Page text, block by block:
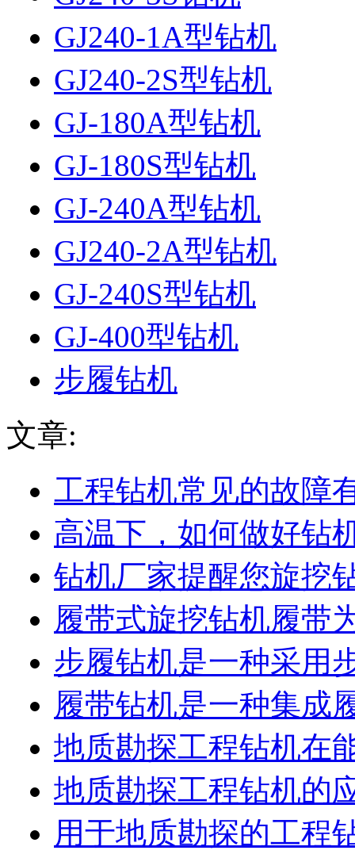
GJ240-1A型钻机
GJ240-2S型钻机
GJ-180A型钻机
GJ-180S型钻机
GJ-240A型钻机
GJ240-2A型钻机
GJ-240S型钻机
GJ-400型钻机
步履钻机
文章:
工程钻机常见的故障
高温下，如何做好钻
钻机厂家提醒您旋挖
履带式旋挖钻机履带
步履钻机是一种采用
履带钻机是一种集成
地质勘探工程钻机在
地质勘探工程钻机的
用于地质勘探的工程